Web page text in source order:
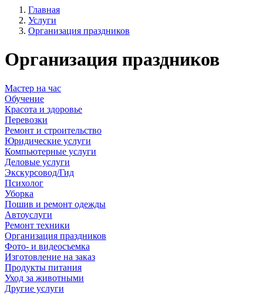
Главная
Услуги
Организация праздников
Организация праздников
Мастер на час
Обучение
Красота и здоровье
Перевозки
Ремонт и строительство
Юридические услуги
Компьютерные услуги
Деловые услуги
Экскурсовод/Гид
Психолог
Уборка
Пошив и ремонт одежды
Автоуслуги
Ремонт техники
Организация праздников
Фото- и видеосъемка
Изготовление на заказ
Продукты питания
Уход за животными
Другие услуги